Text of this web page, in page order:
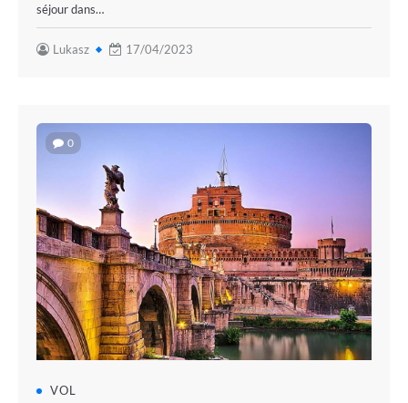
séjour dans…
Lukasz 17/04/2023
0
VOL